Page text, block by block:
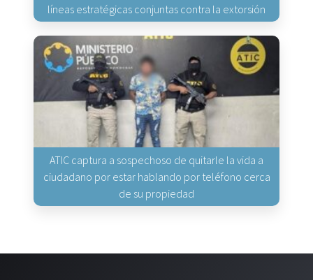
líneas estratégicas conjuntas contra la extorsión
ATIC captura a sospechoso de quitarle la vida a
ciudadano por estar hablando por teléfono cerca
de su propiedad